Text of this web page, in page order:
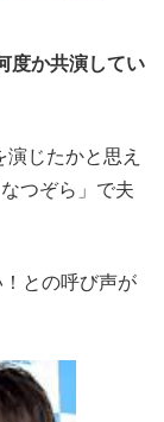
度か共演してい
じたかと思え
つぞら」で夫
との呼び声が